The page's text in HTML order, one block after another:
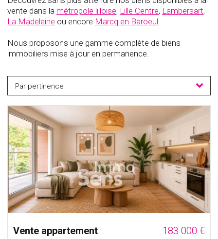
vente dans la métropole lilloise, Lille Centre, Lambersart,
La Madeleine ou encore Marcq en Baroeul.
Nous proposons une gamme complète de biens
immobiliers mise à jour en permanence.
Par pertinence
Vente appartement
183 000 €